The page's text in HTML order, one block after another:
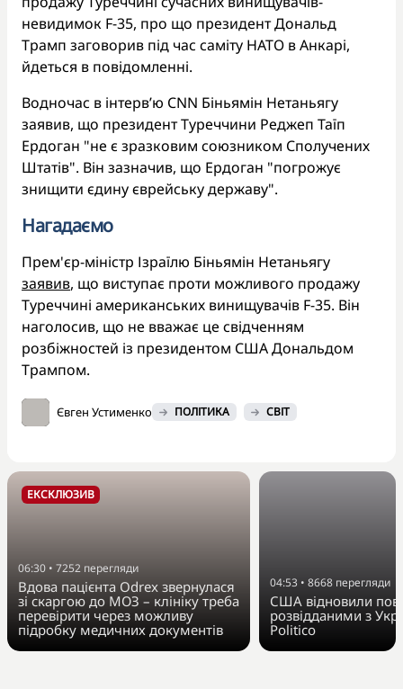
невидимок F-35, про що президент Дональд
Трамп заговорив під час саміту НАТО в Анкарі,
йдеться в повідомленні.
Водночас в інтерв’ю CNN Біньямін Нетаньягу
заявив, що президент Туреччини Реджеп Таїп
Ердоган "не є зразковим союзником Сполучених
Штатів". Він зазначив, що Ердоган "погрожує
знищити єдину єврейську державу".
Нагадаємо
Прем'єр-міністр Ізраїлю Біньямін Нетаньягу
заявив, що виступає проти можливого продажу
Туреччині американських винищувачів F-35. Він
наголосив, що не вважає це свідченням
розбіжностей із президентом США Дональдом
Трампом.
Євген Устименко ПОЛІТИКА СВІТ
ЕКСКЛЮЗИВ
06:30 • 7252 перегляди
Вдова пацієнта Odrex звернулася
зі скаргою до МОЗ – клініку треба
перевірити через можливу
підробку медичних документів
04:53 • 8668 перегляди
США відновили
розвідданими з
Politico